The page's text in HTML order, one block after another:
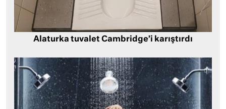
Alaturka tuvalet Cambridge’i karıştırdı